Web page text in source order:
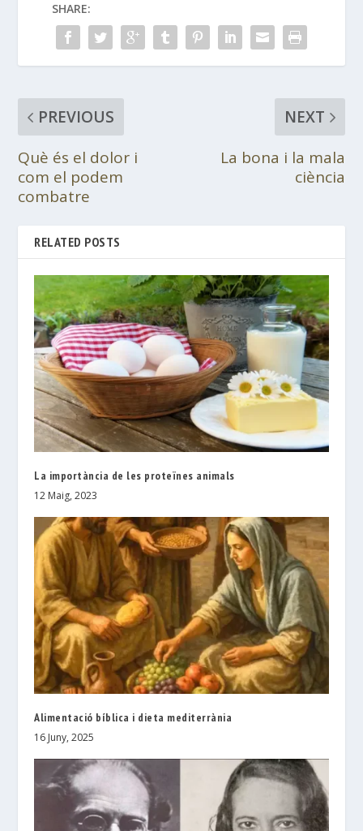
SHARE:
PREVIOUS
Què és el dolor i
com el podem
combatre
NEXT
La bona i la mala
ciència
RELATED POSTS
La importància de les proteïnes animals
12 Maig, 2023
Alimentació bíblica i dieta mediterrània
16 Juny, 2025